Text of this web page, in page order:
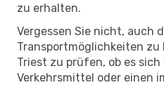
zu erhalten.
Vergessen Sie nicht, auch
Transportmöglichkeiten
Triest zu prüfen, ob es
Verkehrsmittel oder einen